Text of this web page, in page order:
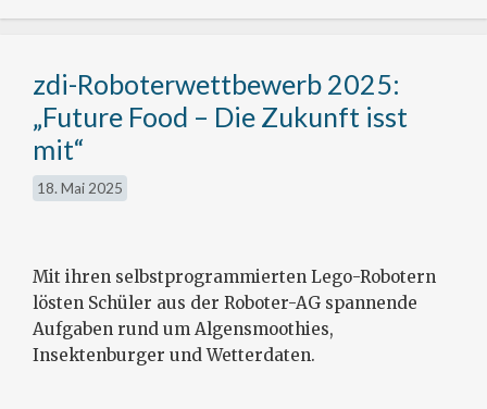
zdi-Roboterwettbewerb 2025:
„Future Food – Die Zukunft isst
mit“
18. Mai 2025
Mit ihren selbstprogrammierten Lego-Robotern
lösten Schüler aus der Roboter-AG spannende
Aufgaben rund um Algensmoothies,
Insektenburger und Wetterdaten.